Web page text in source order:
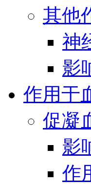
其他
神
影
作用于
促凝
影
作